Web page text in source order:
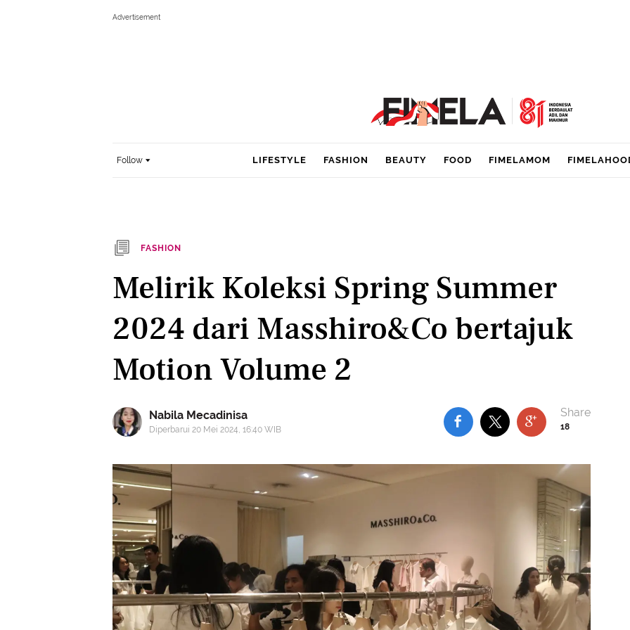
Follow LIFESTYLE FASHION BEAUTY FOOD FIMELAMOM
FASHION
Melirik Koleksi Spring Summer
2024 dari Masshiro&Co bertajuk
Motion Volume 2
Nabila Mecadinisa
Diperbarui 20 Mei 2024, 16:40 WIB 18